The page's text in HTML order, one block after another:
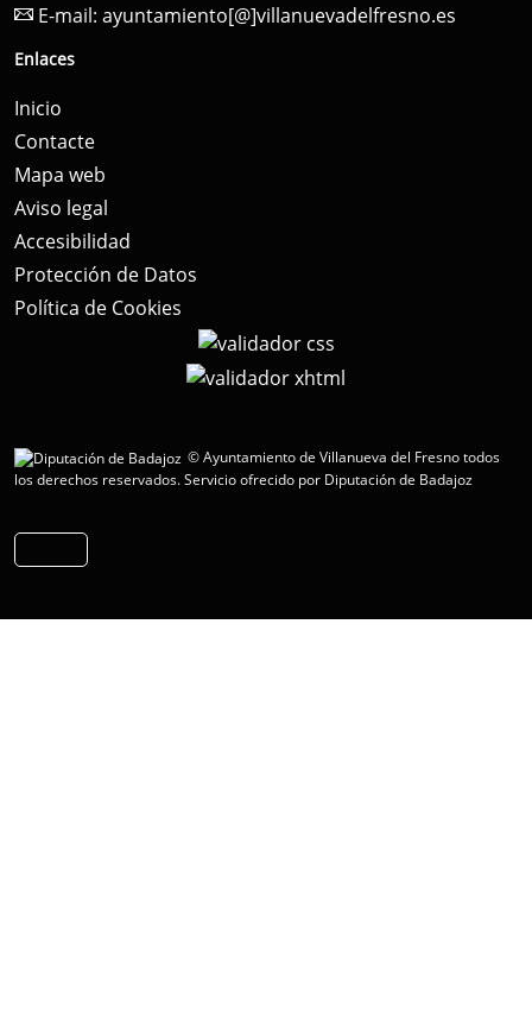
E-mail: ayuntamiento[@]villanuevadelfresno.es
Enlaces
Inicio
Contacte
Mapa web
Aviso legal
Accesibilidad
Protección de Datos
Política de Cookies
© Ayuntamiento de Villanueva del Fresno todos
los derechos reservados.Servicio ofrecido por Diputación de Badajoz